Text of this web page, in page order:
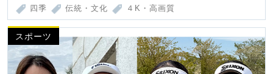
四季 伝統・文化 ４K・高画質
スポーツ